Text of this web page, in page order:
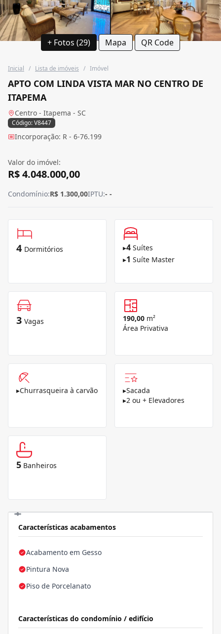
+ Fotos (29) Mapa QR Code
Inicial / Lista de imóveis / Imóvel
APTO COM LINDA VISTA MAR NO CENTRO DE
ITAPEMA
Centro - Itapema - SC
Código: V8447
Incorporação: R - 6-76.199
Valor do imóvel:
R$ 4.048.000,00
Condomínio:R$ 1.300,00IPTU:- -
4 Dormitórios ▸4 Suítes
▸1 Suíte Master
3 Vagas 190,00 m²
Área Privativa
▸Churrasqueira à carvão ▸Sacada
▸2 ou + Elevadores
5 Banheiros
Características acabamentos
Acabamento em Gesso
Pintura Nova
Piso de Porcelanato
Características do condomínio / edifício